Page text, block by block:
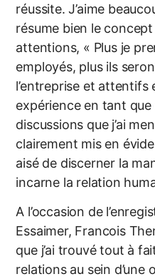
réussite. J’aime
résume bien le
attentions, « Plus je
employés, plus ils
l’entreprise et attentifs
expérience en tant
discussions que j’ai
clairement mis en
aisé de discerner la
incarne la relation
A l’occasion de
Essaimer, Francois
que j’ai trouvé tout à
relations au sein d’une